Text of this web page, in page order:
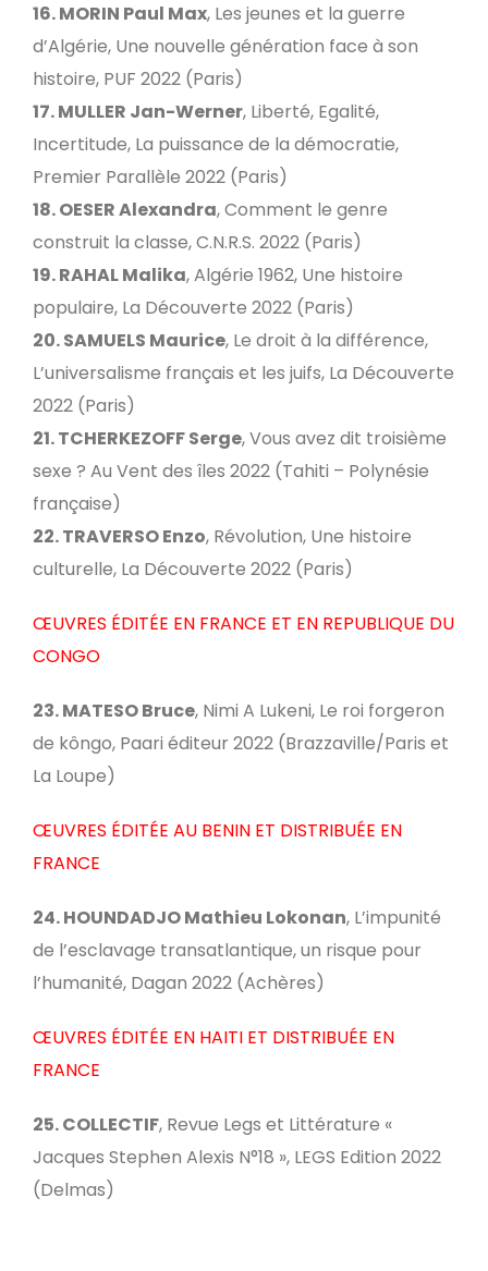
16. MORIN Paul Max, Les jeunes et la guerre
d’Algérie, Une nouvelle génération face à son
histoire, PUF 2022 (Paris)
17. MULLER Jan-Werner, Liberté, Egalité,
Incertitude, La puissance de la démocratie,
Premier Parallèle 2022 (Paris)
18. OESER Alexandra, Comment le genre
construit la classe, C.N.R.S. 2022 (Paris)
19. RAHAL Malika, Algérie 1962, Une histoire
populaire, La Découverte 2022 (Paris)
20. SAMUELS Maurice, Le droit à la différence,
L’universalisme français et les juifs, La Découverte
2022 (Paris)
21. TCHERKEZOFF Serge, Vous avez dit troisième
sexe ? Au Vent des îles 2022 (Tahiti – Polynésie
française)
22. TRAVERSO Enzo, Révolution, Une histoire
culturelle, La Découverte 2022 (Paris)
ŒUVRES ÉDITÉE EN FRANCE ET EN REPUBLIQUE DU
CONGO
23. MATESO Bruce, Nimi A Lukeni, Le roi forgeron
de kôngo, Paari éditeur 2022 (Brazzaville/Paris et
La Loupe)
ŒUVRES ÉDITÉE AU BENIN ET DISTRIBUÉE EN
FRANCE
24. HOUNDADJO Mathieu Lokonan, L’impunité
de l’esclavage transatlantique, un risque pour
l’humanité, Dagan 2022 (Achères)
ŒUVRES ÉDITÉE EN HAITI ET DISTRIBUÉE EN
FRANCE
25. COLLECTIF, Revue Legs et Littérature «
Jacques Stephen Alexis N°18 », LEGS Edition 2022
(Delmas)